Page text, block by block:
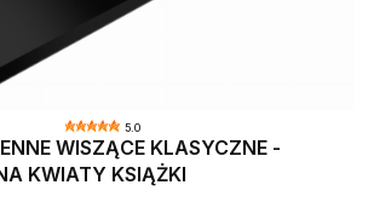
5.0
WISZĄCE KLASYCZNE -
KWIATY KSIĄŻKI